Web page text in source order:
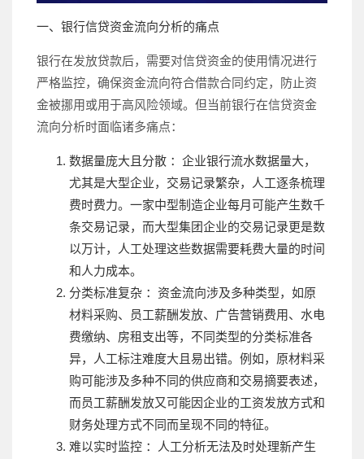
一、银行信贷资金流向分析的痛点
银行在发放贷款后，需要对信贷资金的使用情况进行
严格监控，确保资金流向符合借款合同约定，防止资
金被挪用或用于高风险领域。但当前银行在信贷资金
流向分析时面临诸多痛点：
数据量庞大且分散 ：企业银行流水数据量大，
尤其是大型企业，交易记录繁杂，人工逐条梳理
费时费力。一家中型制造企业每月可能产生数千
条交易记录，而大型集团企业的交易记录更是数
以万计，人工处理这些数据需要耗费大量的时间
和人力成本。
分类标准复杂 ：资金流向涉及多种类型，如原
材料采购、员工薪酬发放、广告营销费用、水电
费缴纳、房租支出等，不同类型的分类标准各
异，人工标注难度大且易出错。例如，原材料采
购可能涉及多种不同的供应商和交易摘要表述，
而员工薪酬发放又可能因企业的工资发放方式和
财务处理方式不同而呈现不同的特征。
难以实时监控 ：人工分析无法及时处理新产生